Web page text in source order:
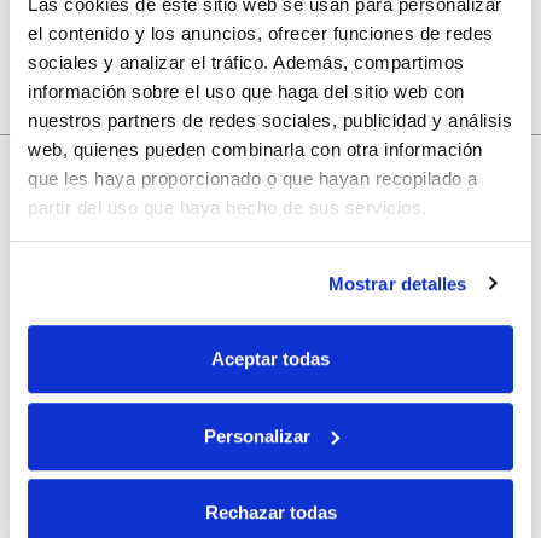
el contenido y los anuncios, ofrecer funciones de redes
sociales y analizar el tráfico. Además, compartimos
información sobre el uso que haga del sitio web con
nuestros partners de redes sociales, publicidad y análisis
web, quienes pueden combinarla con otra información
que les haya proporcionado o que hayan recopilado a
partir del uso que haya hecho de sus servicios.
Mostrar detalles
Aceptar todas
Personalizar
Rechazar todas
10% de descuento
con tu primera compra.
Si, he leído y acepto la política de protección de datos.